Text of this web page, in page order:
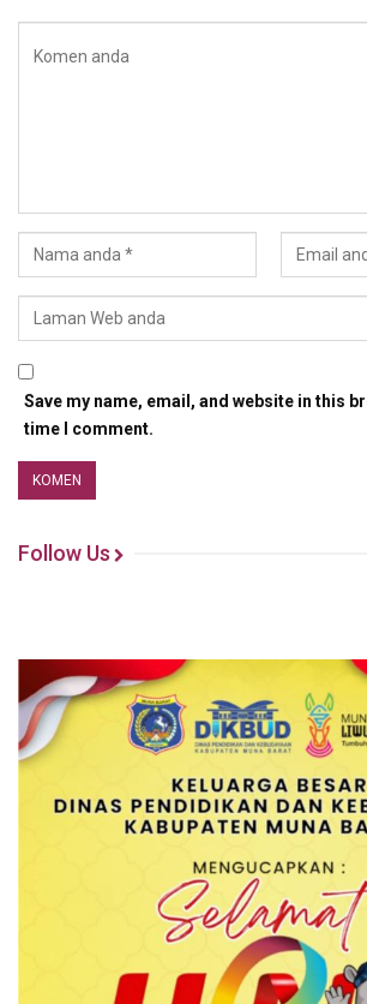
Save my name, email, and website in this
time I comment.
Follow Us